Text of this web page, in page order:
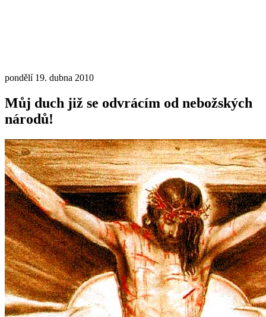
pondělí 19. dubna 2010
Můj duch již se odvrácím od nebožských
národů!